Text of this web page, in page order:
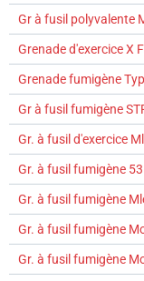
Gr à fusil polyvalente
Grenade d'exercice X
Grenade fumigène
Gr à fusil fumigène
Gr. à fusil d'exercice
Gr. à fusil fumigène
Gr. à fusil fumigène
Gr. à fusil fumigène
Gr. à fusil fumigène